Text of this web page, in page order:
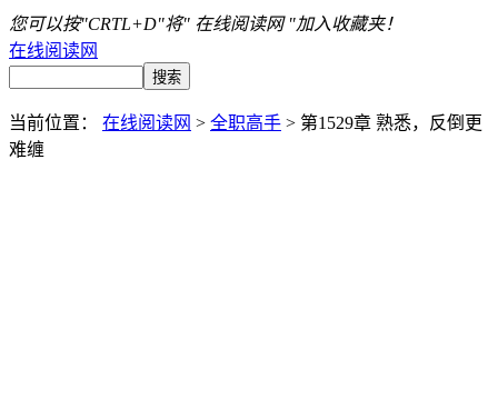
您可以按"CRTL+D"将" 在线阅读网 "加入收藏夹！
在线阅读网
当前位置： 在线阅读网 > 全职高手 > 第1529章 熟悉，反倒更
难缠